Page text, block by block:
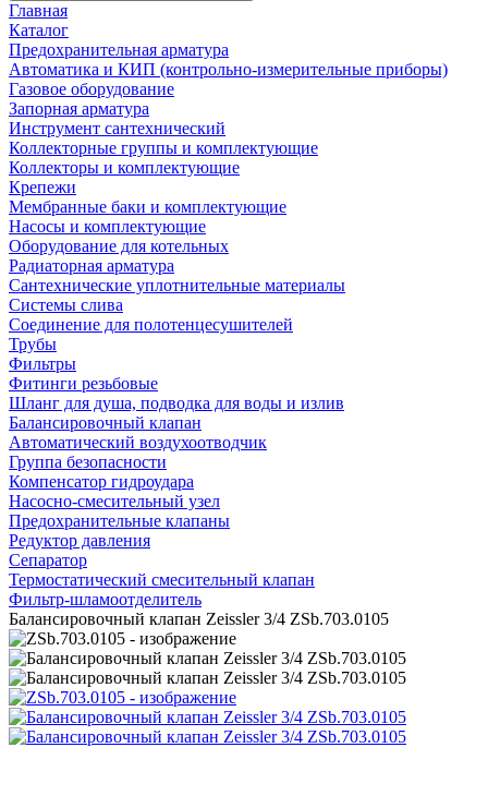
Главная
Каталог
Предохранительная арматура
Автоматика и КИП (контрольно-измерительные приборы)
Газовое оборудование
Запорная арматура
Инструмент сантехнический
Коллекторные группы и комплектующие
Коллекторы и комплектующие
Крепежи
Мембранные баки и комплектующие
Насосы и комплектующие
Оборудование для котельных
Радиаторная арматура
Сантехнические уплотнительные материалы
Системы слива
Соединение для полотенцесушителей
Трубы
Фильтры
Фитинги резьбовые
Шланг для душа, подводка для воды и излив
Балансировочный клапан
Автоматический воздухоотводчик
Группа безопасности
Компенсатор гидроудара
Насосно-смесительный узел
Предохранительные клапаны
Редуктор давления
Сепаратор
Термостатический смесительный клапан
Фильтр-шламоотделитель
Балансировочный клапан Zeissler 3/4 ZSb.703.0105